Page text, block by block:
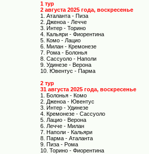
1 тур
2 августа 2025 года, воскресенье
1. Аталанта - Пиза
2. Дженоа - Лечче
3. Интер - Торино
4. Кальяри - Фиорентина
5. Комо - Лацио
6. Милан - Кремонезе
7. Рома - Болонья
8. Сассуоло - Наполи
9. Удинезе - Верона
10. Ювентус - Парма
2 тур
31 августа 2025 года, воскресенье
1. Болонья - Комо
2. Дженоа - Ювентус
3. Интер - Удинезе
4. Кремонезе - Сассуоло
5. Лацио - Верона
6. Лечче - Милан
7. Наполи - Кальяри
8. Парма - Аталанта
9. Пиза - Рома
10. Торино - Фиорентина